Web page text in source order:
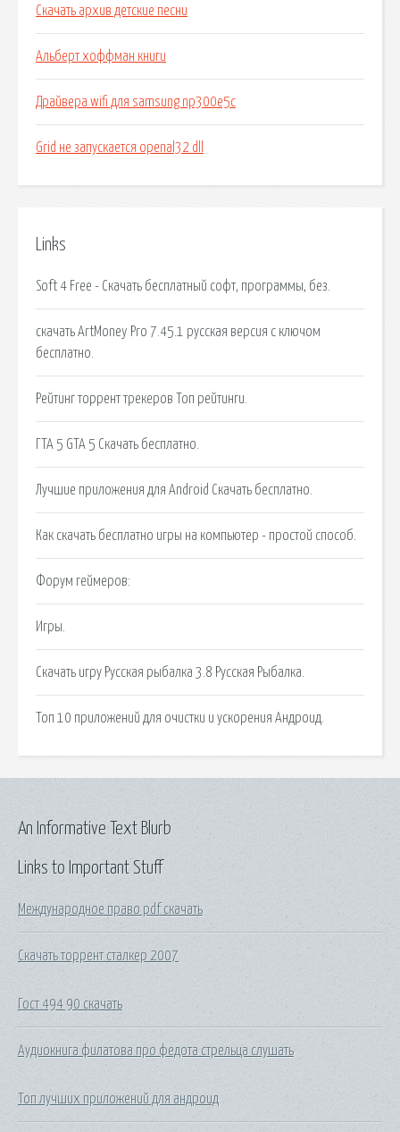
Скачать архив детские песни
Альберт хоффман книги
Драйвера wifi для samsung np300e5c
Grid не запускается openal32 dll
Links
Soft 4 Free - Скачать бесплатный софт, программы, без.
скачать ArtMoney Pro 7.45.1 русская версия c ключом
бесплатно.
Рейтинг торрент трекеров Топ рейтинги.
ГТА 5 GTA 5 Скачать бесплатно.
Лучшие приложения для Android Скачать бесплатно.
Как скачать бесплатно игры на компьютер - простой способ.
Форум геймеров:
Игры.
Скачать игру Русская рыбалка 3.8 Русская Рыбалка.
Топ 10 приложений для очистки и ускорения Андроид.
Links to Important Stuff
Международное право pdf скачать
Скачать торрент сталкер 2007
Гост 494 90 скачать
Аудиокнига филатова про федота стрельца слушать
Топ лучших приложений для андроид
An Informative Text Blurb